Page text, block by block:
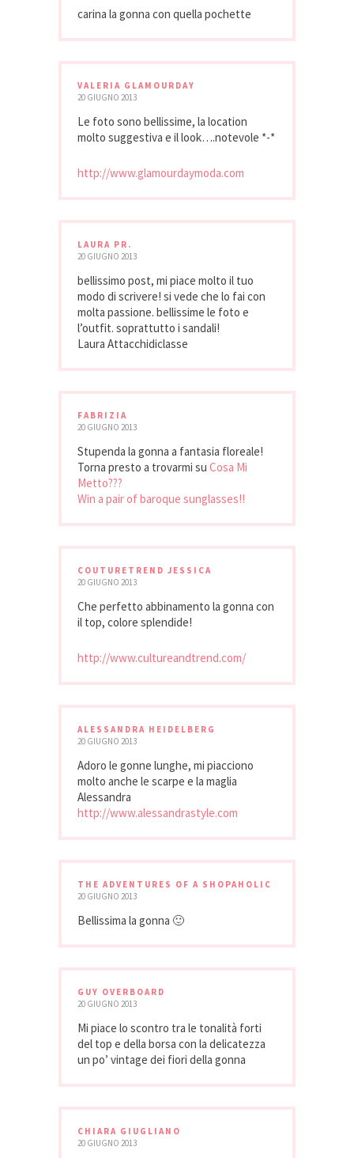
carina la gonna con quella pochette
VALERIA GLAMOURDAY
20 GIUGNO 2013
Le foto sono bellissime, la location
molto suggestiva e il look….notevole *-*
http://www.glamourdaymoda.com
LAURA PR.
20 GIUGNO 2013
bellissimo post, mi piace molto il tuo
modo di scrivere! si vede che lo fai con
molta passione. bellissime le foto e
l’outfit. soprattutto i sandali!
Laura Attacchidiclasse
FABRIZIA
20 GIUGNO 2013
Stupenda la gonna a fantasia floreale!
Torna presto a trovarmi su Cosa Mi
Metto???
Win a pair of baroque sunglasses!!
COUTURETREND JESSICA
20 GIUGNO 2013
Che perfetto abbinamento la gonna con
il top, colore splendide!
http://www.cultureandtrend.com/
ALESSANDRA HEIDELBERG
20 GIUGNO 2013
Adoro le gonne lunghe, mi piacciono
molto anche le scarpe e la maglia
Alessandra
http://www.alessandrastyle.com
THE ADVENTURES OF A SHOPAHOLIC
20 GIUGNO 2013
Bellissima la gonna 🙂
GUY OVERBOARD
20 GIUGNO 2013
Mi piace lo scontro tra le tonalità forti
del top e della borsa con la delicatezza
un po’ vintage dei fiori della gonna
CHIARA GIUGLIANO
20 GIUGNO 2013